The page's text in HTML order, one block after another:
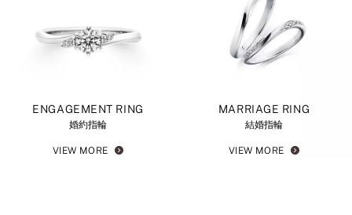
ENGAGEMENT RING
婚約指輪
VIEW MORE
MARRIAGE RING
結婚指輪
VIEW MORE